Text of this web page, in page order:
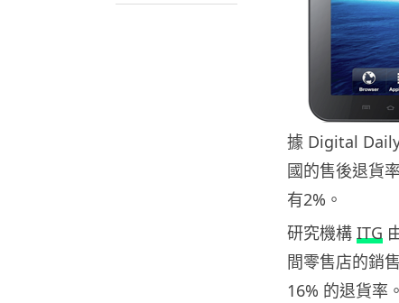
據 Digital
國的售後退貨
有2%。
研究機構 ITG
間零售店的銷
16% 的退貨率